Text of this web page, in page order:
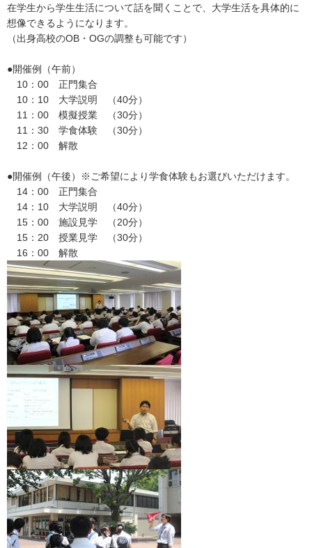
在学生から学生生活について話を聞くことで、大学生活を具体的に
想像できるようになります。
（出身高校のOB・OGの調整も可能です）
●開催例（午前）
10：00 正門集合
10：10 大学説明 （40分）
11：00 模擬授業 （30分）
11：30 学食体験 （30分）
12：00 解散
●開催例（午後）※ご希望により学食体験もお選びいただけます。
14：00 正門集合
14：10 大学説明 （40分）
15：00 施設見学 （20分）
15：20 授業見学 （30分）
16：00 解散